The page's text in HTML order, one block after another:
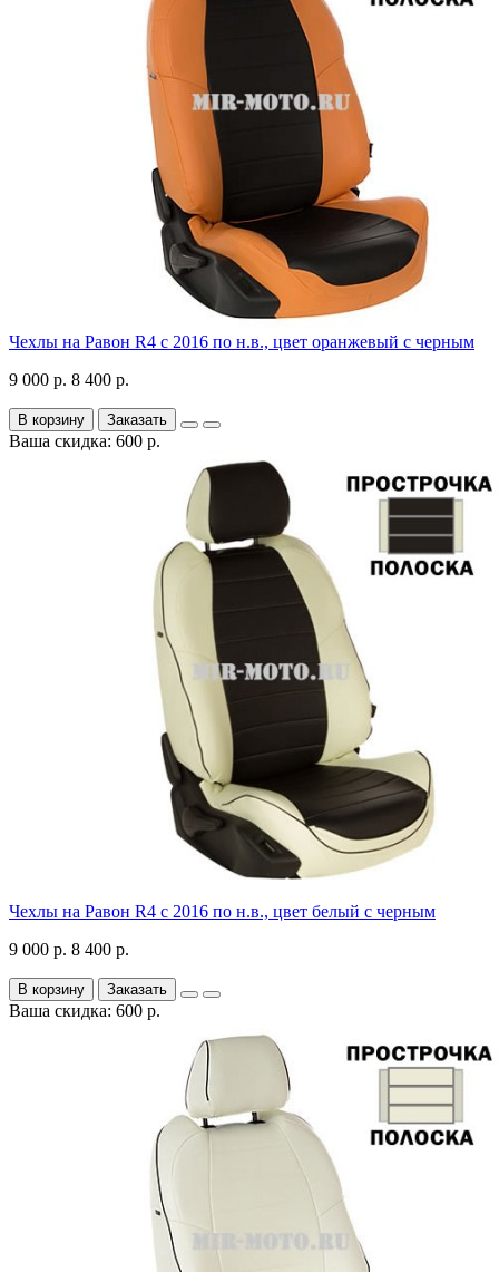
Чехлы на Равон R4 с 2016 по н.в., цвет оранжевый с черным
9 000 р. 8 400 р.
В корзину Заказать
Ваша скидка: 600 р.
Чехлы на Равон R4 с 2016 по н.в., цвет белый с черным
9 000 р. 8 400 р.
В корзину Заказать
Ваша скидка: 600 р.